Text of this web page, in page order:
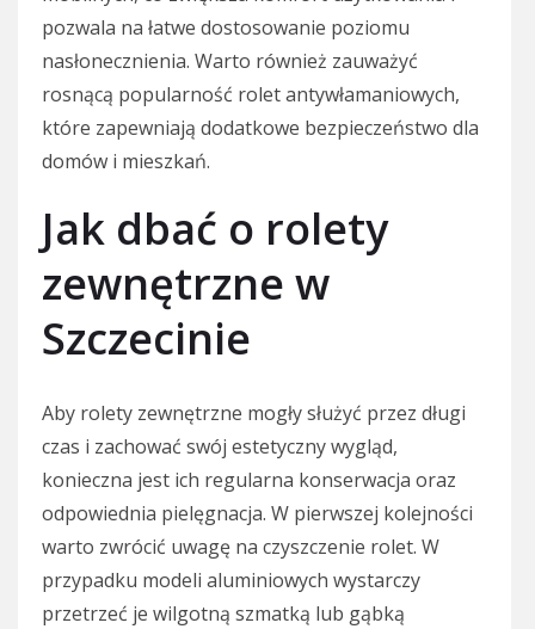
pozwala na łatwe dostosowanie poziomu
nasłonecznienia. Warto również zauważyć
rosnącą popularność rolet antywłamaniowych,
które zapewniają dodatkowe bezpieczeństwo dla
domów i mieszkań.
Jak dbać o rolety
zewnętrzne w
Szczecinie
Aby rolety zewnętrzne mogły służyć przez długi
czas i zachować swój estetyczny wygląd,
konieczna jest ich regularna konserwacja oraz
odpowiednia pielęgnacja. W pierwszej kolejności
warto zwrócić uwagę na czyszczenie rolet. W
przypadku modeli aluminiowych wystarczy
przetrzeć je wilgotną szmatką lub gąbką